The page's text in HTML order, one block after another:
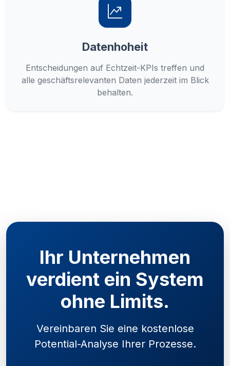
Datenhoheit
Entscheidungen auf Echtzeit-KPIs treffen und
alle geschäftsrelevanten Daten jederzeit im Blick
behalten.
Ihr Unternehmen
verdient ein System
ohne Limits.
Vereinbaren Sie eine kostenlose
Potential-Analyse Ihrer Prozesse.